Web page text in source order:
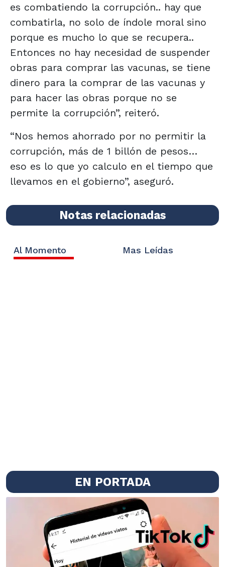
es combatiendo la corrupción.. hay que
combatirla, no solo de índole moral sino
porque es mucho lo que se recupera..
Entonces no hay necesidad de suspender
obras para comprar las vacunas, se tiene
dinero para la comprar de las vacunas y
para hacer las obras porque no se
permite la corrupción”, reiteró.
“Nos hemos ahorrado por no permitir la
corrupción, más de 1 billón de pesos…
eso es lo que yo calculo en el tiempo que
llevamos en el gobierno”, aseguró.
Notas relacionadas
Al Momento Mas Leídas
EN PORTADA